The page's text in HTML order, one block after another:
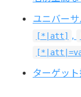
ユニバー
[*|att] ,
ターゲッ